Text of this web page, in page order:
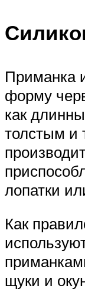
Приманка
форму
как
толстым и
лопатки
Как
щуки и